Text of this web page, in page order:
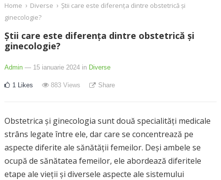
Home › Diverse › Știi care este diferența dintre obstetrică și
ginecologie?
Știi care este diferența dintre obstetrică și
ginecologie?
Admin — 15 ianuarie 2024 in Diverse
1 Likes 883Views Share
Obstetrica și ginecologia sunt două specialități medicale
strâns legate între ele, dar care se concentrează pe
aspecte diferite ale sănătății femeilor. Deși ambele se
ocupă de sănătatea femeilor, ele abordează diferitele
etape ale vieții și diversele aspecte ale sistemului